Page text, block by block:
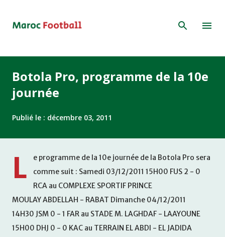
Botola Pro, programme de la 10e
journée
Publié le : décembre 03, 2011
L
e programme de la 10e journée de la Botola Pro sera
comme suit : Samedi 03/12/2011 15H00 FUS 2 - 0
RCA au COMPLEXE SPORTIF PRINCE
MOULAY ABDELLAH - RABAT Dimanche 04/12/2011
14H30 JSM 0 - 1 FAR au STADE M. LAGHDAF - LAAYOUNE
15H00 DHJ 0 - 0 KAC au TERRAIN EL ABDI - EL JADIDA